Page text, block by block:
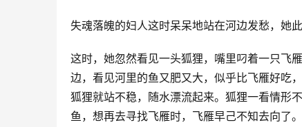
失魂落魄的妇人这时呆呆地站在河边发愁，她此
这时，她忽然看见一头狐狸，嘴里叼着一只飞
边，看见河里的鱼又肥又大，似乎比飞雁好吃
狐狸就站不稳，随水漂流起来。狐狸一看情形
鱼，想再去寻找飞雁时，飞雁早己不知去向了。